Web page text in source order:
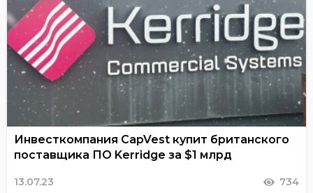
Инвесткомпания CapVest купит британского
поставщика ПО Kerridge за $1 млрд
13.07.23 734